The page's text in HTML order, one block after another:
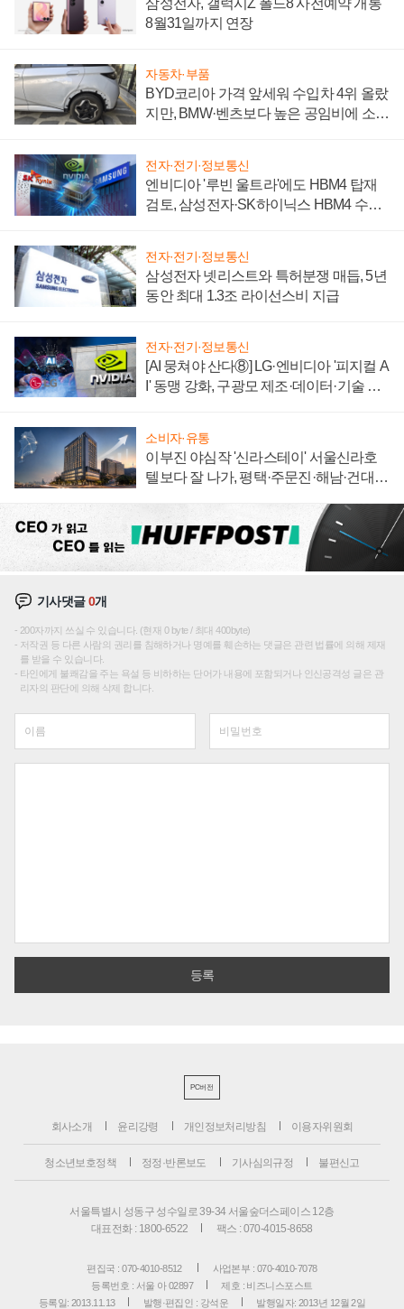
8월31일까지 연장
자동차·부품
BYD코리아 가격 앞세워 수입차 4위 올랐
지만, BMW·벤츠보다 높은 공임비에 소비
전자·전기·정보통신
엔비디아 '루빈 울트라'에도 HBM4 탑재
검토, 삼성전자·SK하이닉스 HBM4 수율
전자·전기·정보통신
삼성전자 넷리스트와 특허분쟁 매듭, 5년
동안 최대 1.3조 라이선스비 지급
전자·전기·정보통신
[AI 뭉쳐야 산다⑧] LG·엔비디아 '피지컬 A
I' 동맹 강화, 구광모 제조·데이터·기술 결
소비자·유통
이부진 야심작 '신라스테이' 서울신라호
텔보다 잘 나가, 평택·주문진·해남·건대로
기사댓글0개
200자까지 쓰실 수 있습니다. (현재 0 byte / 최대 400byte)
저작권 등 다른 사람의 권리를 침해하거나 명예를 훼손하는 댓글은 관련 법률에 의해 제재
를 받을 수 있습니다.
타인에게 불쾌감을 주는 욕설 등 비하하는 단어가 내용에 포함되거나 인신공격성 글은 관
리자의 판단에 의해 삭제 합니다.
PC버전
회사소개 윤리강령 개인정보처리방침 이용자위원회
청소년보호정책 정정·반론보도 기사심의규정 불편신고
서울특별시 성동구 성수일로 39-34 서울숲더스페이스 12층
대표전화 : 1800-6522
팩스 : 070-4015-8658
편집국 : 070-4010-8512
사업본부 : 070-4010-7078
등록번호 : 서울 아 02897
제호 : 비즈니스포스트
등록일: 2013.11.13
발행·편집인 : 강석운 발행일자: 2013년 12월 2일